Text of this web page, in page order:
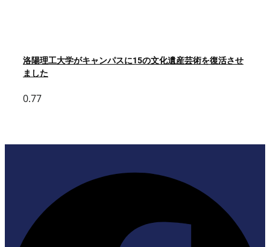
洛陽理工大学がキャンパスに15の文化遺産芸術を復活させ
ました